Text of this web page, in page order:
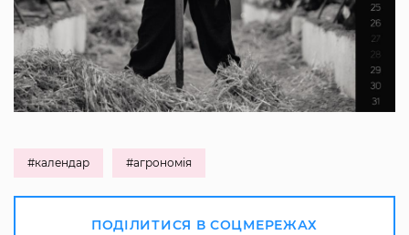
#календар #агрономія
ПОДІЛИТИСЯ В СОЦМЕРЕЖАХ